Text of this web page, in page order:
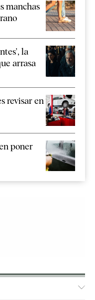
manchas
la
arrasa
revisar en
poner